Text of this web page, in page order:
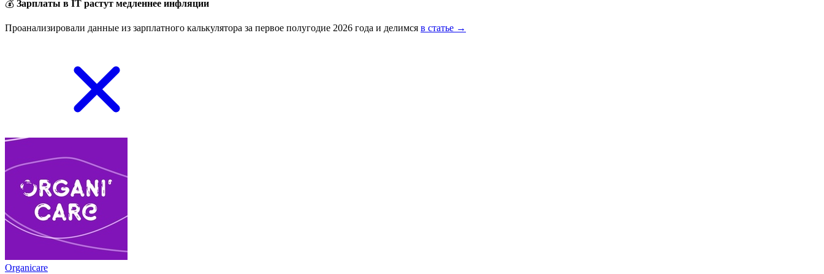
💰 Зарплаты в IT растут медленнее инфляции
Проанализировали данные из зарплатного калькулятора за первое полугодие 2026 года и делимся в статье →
Organicare